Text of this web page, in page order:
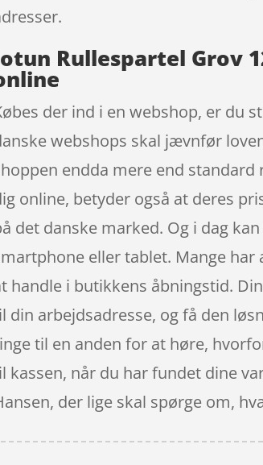
Rullespartel Grov
der ind i en webshop, er du
webshops skal jævnfør
endda mere end
online, betyder også at deres
det danske marked. Og i dag
eller tablet. Mange
handle i butikkens åbningstid.
din arbejdsadresse, og få den
til en anden for at høre,
kassen, når du har fundet dine
der lige skal spørge om,